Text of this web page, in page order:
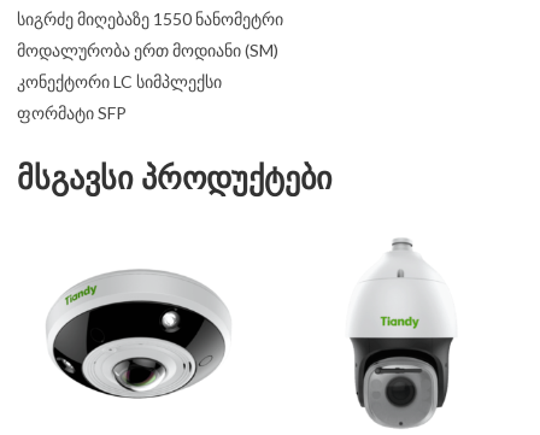
სიგრძე მიღებაზე 1550 ნანომეტრი
მოდალურობა ერთ მოდიანი (SM)
კონექტორი LC სიმპლექსი
ფორმატი SFP
მსგავსი პროდუქტები